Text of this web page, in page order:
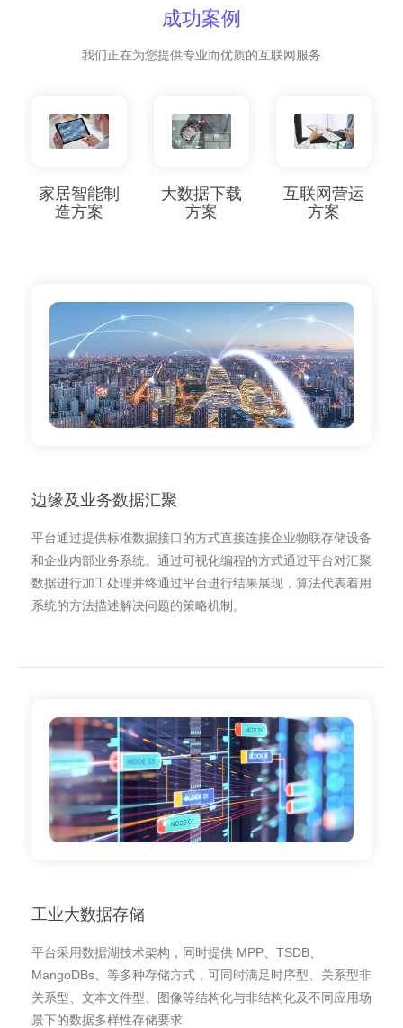
成功案例
我们正在为您提供专业而优质的互联网服务
家居智能制
造方案
大数据下载
方案
互联网营运
方案
边缘及业务数据汇聚
平台通过提供标准数据接口的方式直接连接企业物联存储设备
和企业内部业务系统。通过可视化编程的方式通过平台对汇聚
数据进行加工处理并终通过平台进行结果展现，算法代表着用
系统的方法描述解决问题的策略机制。
工业大数据存储
平台采用数据湖技术架构，同时提供 MPP、TSDB、
MangoDBs、等多种存储方式，可同时满足时序型、关系型非
关系型、文本文件型、图像等结构化与非结构化及不同应用场
景下的数据多样性存储要求